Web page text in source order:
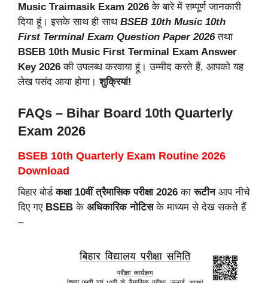
Music Traimasik Exam 2026 के बारे में सम्पूर्ण जानकारी
दिया हूं। इसके साथ ही साथ BSEB 10th Music 10th
First Terminal Exam Question Paper 2026तथा
BSEB 10th Music First Terminal Exam Answer
Key 2026 की उपलब्ध करवाया हूं। उम्मीद करते हैं, आपको यह
लेख पसंद आया होगा।शुक्रियां!
FAQs – Bihar Board 10th Quarterly
Exam 2026
BSEB 10th Quarterly Exam Routine 2026
Download
बिहार बोर्डकक्षा 10वीं त्रैमासिक परीक्षा 2026 कारूटीनआप नीचे
दिए गए BSEB के अधिकारिक नोटिसके माध्यम से देख सकते हैं
–